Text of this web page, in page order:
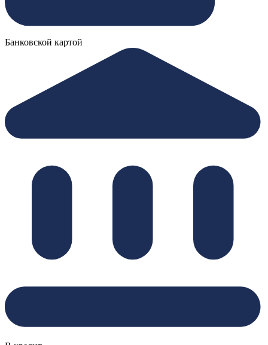
Банковской картой